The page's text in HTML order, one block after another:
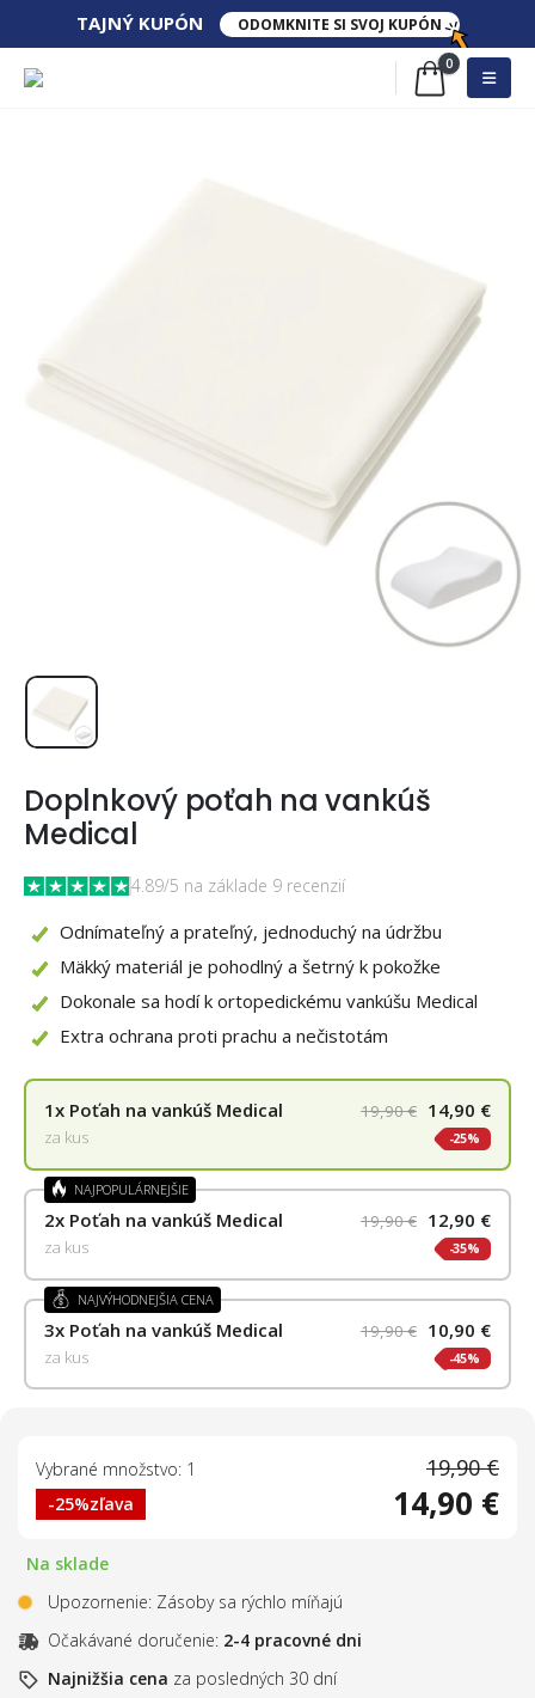
TAJNÝ​ KUPÓN ODOMKNITE SI SVOJ KUPÓN
0
Doplnkový poťah na vankúš
Medical
4.89/5 na základe 9 recenzií
Odnímateľný a prateľný, jednoduchý na údržbu
Mäkký materiál je pohodlný a šetrný k pokožke
Dokonale sa hodí k ortopedickému vankúšu Medical
Extra ochrana proti prachu a nečistotám
1x Poťah na vankúš Medical 19,90 € 14,90 €
za kus 25%
NAJPOPULÁRNEJŠIE
2x Poťah na vankúš Medical 19,90 € 12,90 €
za kus 35%
NAJVÝHODNEJŠIA CENA
3x Poťah na vankúš Medical 19,90 € 10,90 €
za kus 45%
Vybrané množstvo: 1
-25%zľava
19,90 €
14,90 €
Na sklade
Upozornenie: Zásoby sa rýchlo míňajú
Očakávané doručenie: 2-4 pracovné dni
Najnižšia cena za posledných 30 dní